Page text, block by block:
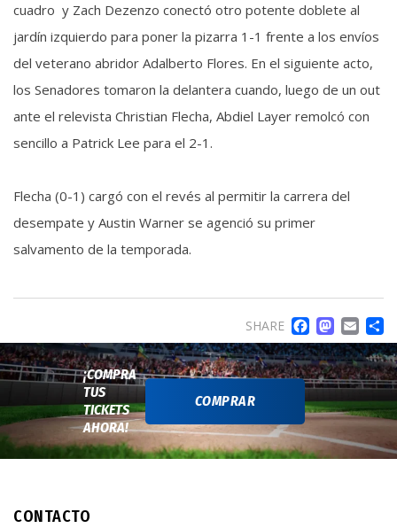
COMPRAR
¡COMPRA
TUS
TICKETS
AHORA!
cuadro y Zach Dezenzo conectó otro potente doblete al
jardín izquierdo para poner la pizarra 1-1 frente a los envíos
del veterano abridor Adalberto Flores. En el siguiente acto,
los Senadores tomaron la delantera cuando, luego de un out
ante el relevista Christian Flecha, Abdiel Layer remolcó con
sencillo a Patrick Lee para el 2-1.
Flecha (0-1) cargó con el revés al permitir la carrera del
desempate y Austin Warner se agenció su primer
salvamento de la temporada.
SHARE
CONTACTO